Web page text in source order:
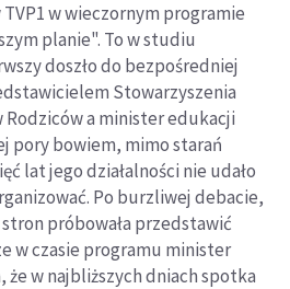
w wieczornym programie
planie". To w studiu
doszło do bezpośredniej
Stowarzyszenia
Rodziców a minister edukacji
pory bowiem, mimo starań
lat jego działalności nie udało
Po burzliwej debacie,
próbowała przedstawić
w czasie programu minister
że w najbliższych dniach spotka